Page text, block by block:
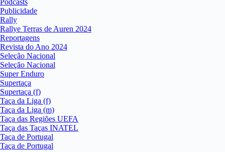
Podcasts
Publicidade
Rally
Rallye Terras de Auren 2024
Reportagens
Revista do Ano 2024
Seleção Nacional
Seleção Nacional
Super Enduro
Supertaça
Supertaça (f)
Taça da Liga (f)
Taça da Liga (m)
Taça das Regiões UEFA
Taça das Taças INATEL
Taça de Portugal
Taça de Portugal